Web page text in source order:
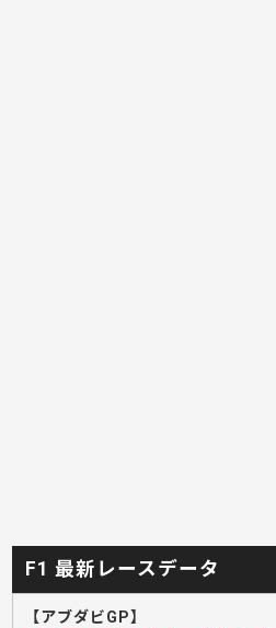
F1 最新レースデータ
【アブダビGP】